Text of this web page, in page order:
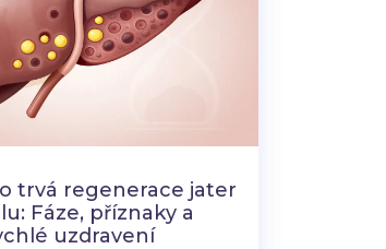
trvá regenerace jater
Fáze, příznaky a
uzdravení